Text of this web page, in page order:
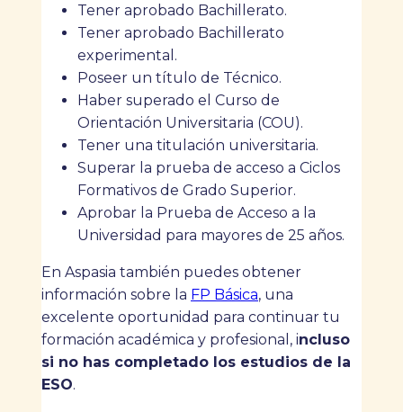
Tener aprobado Bachillerato.
Tener aprobado Bachillerato
experimental.
Poseer un título de Técnico.
Haber superado el Curso de
Orientación Universitaria (COU).
Tener una titulación universitaria.
Superar la prueba de acceso a Ciclos
Formativos de Grado Superior.
Aprobar la Prueba de Acceso a la
Universidad para mayores de 25 años.
En Aspasia también puedes obtener
información sobre la FP Básica, una
excelente oportunidad para continuar tu
formación académica y profesional, incluso
si no has completado los estudios de la
ESO.